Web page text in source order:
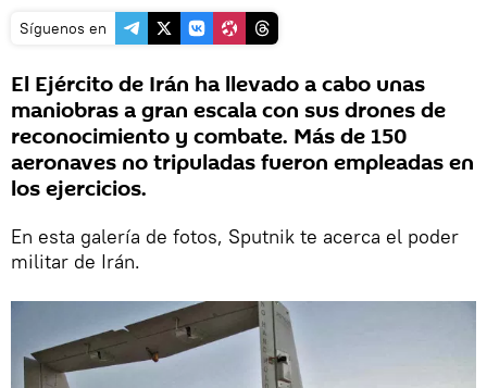
Síguenos en
El Ejército de Irán ha llevado a cabo unas
maniobras a gran escala con sus drones de
reconocimiento y combate. Más de 150
aeronaves no tripuladas fueron empleadas en
los ejercicios.
En esta galería de fotos, Sputnik te acerca el poder
militar de Irán.